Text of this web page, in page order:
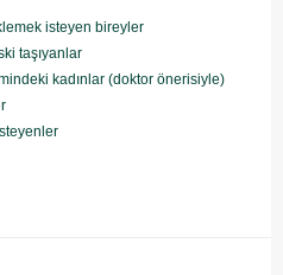
isteyen bireyler
taşıyanlar
kadınlar (doktor önerisiyle)